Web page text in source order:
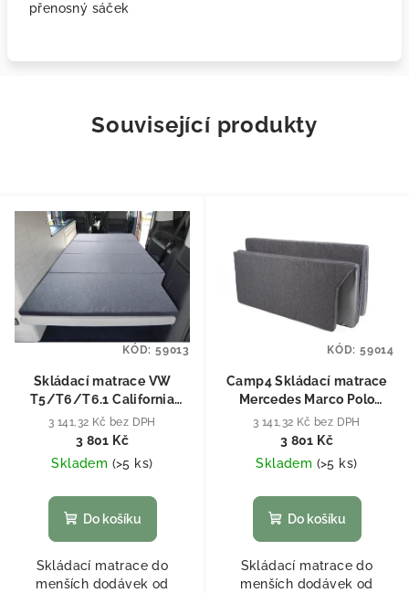
přenosný sáček
Související produkty
Skládací matrace VW
T5/T6/T6.1 California
Beach
3 141,32 Kč bez DPH
3 801 Kč
Skladem (>5 ks)
Do košíku
Skládací matrace do
menších dodávek od
KÓD: 59013
Camp4 Skládací matrace
Mercedes Marco Polo
Horizon/Activity
3 141,32 Kč bez DPH
3 801 Kč
Skladem (>5 ks)
Do košíku
Skládací matrace do
menších dodávek od
KÓD: 59014